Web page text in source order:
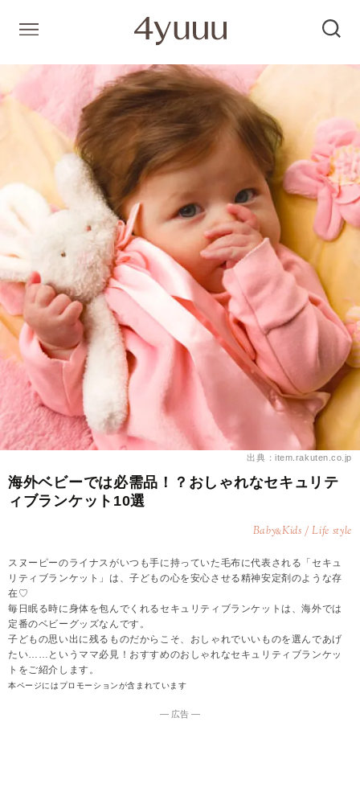
出典：item.rakuten.co.jp
海外ベビーでは必需品！？おしゃれなセキュリテ
ィブランケット10選
Baby&Kids / Life style
スヌーピーのライナスがいつも手に持っていた毛布に代表される「セキュ
リティブランケット」は、子どもの心を安心させる精神安定剤のような存
在♡
毎日眠る時に身体を包んでくれるセキュリティブランケットは、海外では
定番のベビーグッズなんです。
子どもの思い出に残るものだからこそ、おしゃれでいいものを選んであげ
たい……というママ必見！おすすめのおしゃれなセキュリティブランケッ
トをご紹介します。
本ページにはプロモーションが含まれています
― 広告 ―